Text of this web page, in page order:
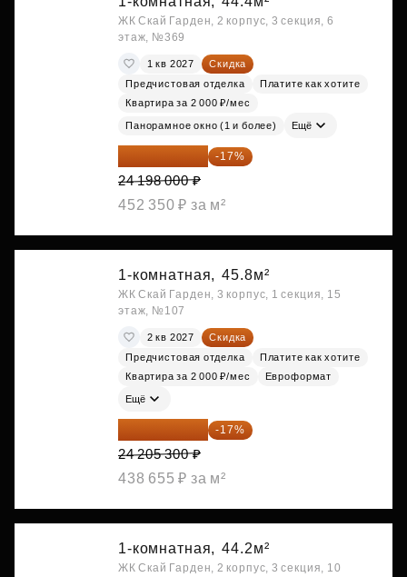
ЖК Скай Гарден, 2 корпус, 3 секция, 6
этаж, №369
1 кв 2027
Скидка
Предчистовая отделка
Платите как хотите
Квартира за 2 000 ₽/мес
Панорамное окно (1 и более) Ещё
20 084 340 ₽ -17%
24 198 000 ₽
452 350 ₽ за м²
1-комнатная, 45.8м²
ЖК Скай Гарден, 3 корпус, 1 секция, 15
этаж, №107
2 кв 2027
Скидка
Предчистовая отделка
Платите как хотите
Квартира за 2 000 ₽/мес
Евроформат
Ещё
20 090 399 ₽ -17%
24 205 300 ₽
438 655 ₽ за м²
1-комнатная, 44.2м²
ЖК Скай Гарден, 2 корпус, 3 секция, 10